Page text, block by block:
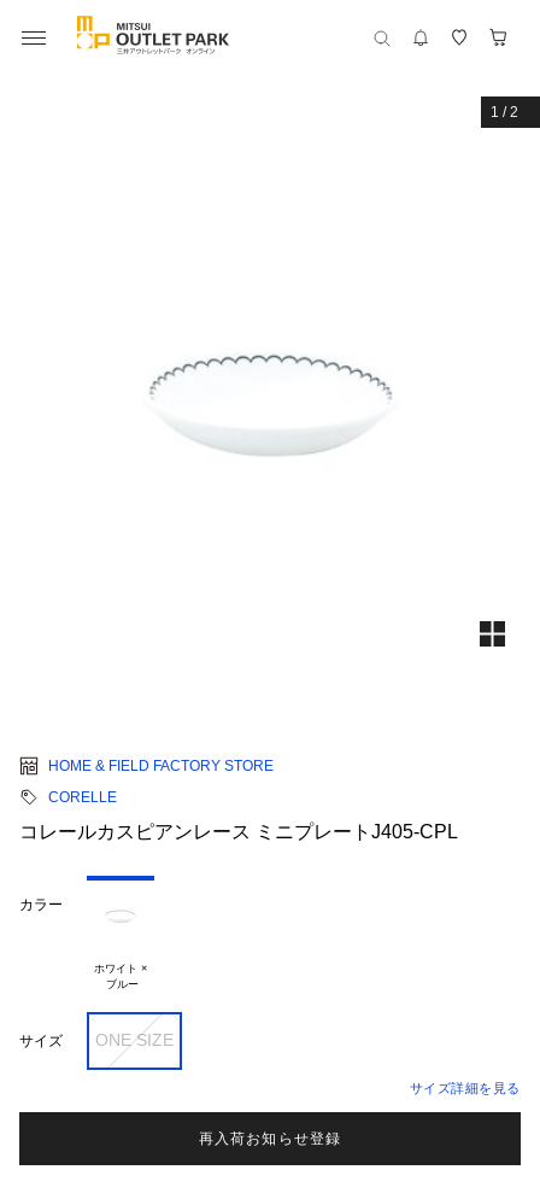
1 /2
HOME & FIELD FACTORY STORE
CORELLE
コレールカスピアンレース ミニプレートJ405-CPL
カラー
ホワイト ×
サイズ ONE SIZE
サイズ詳細を見る
再入荷お知らせ登録